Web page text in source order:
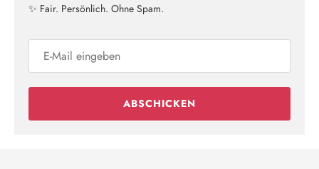
✨ Fair. Persönlich. Ohne Spam.
ABSCHICKEN